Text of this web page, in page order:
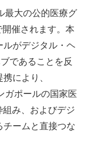
最大の公的医療グ
催されます。本
ルがデジタル・ヘ
であることを反
により、
ガポールの国家医
み、およびデジ
チームと直接つな